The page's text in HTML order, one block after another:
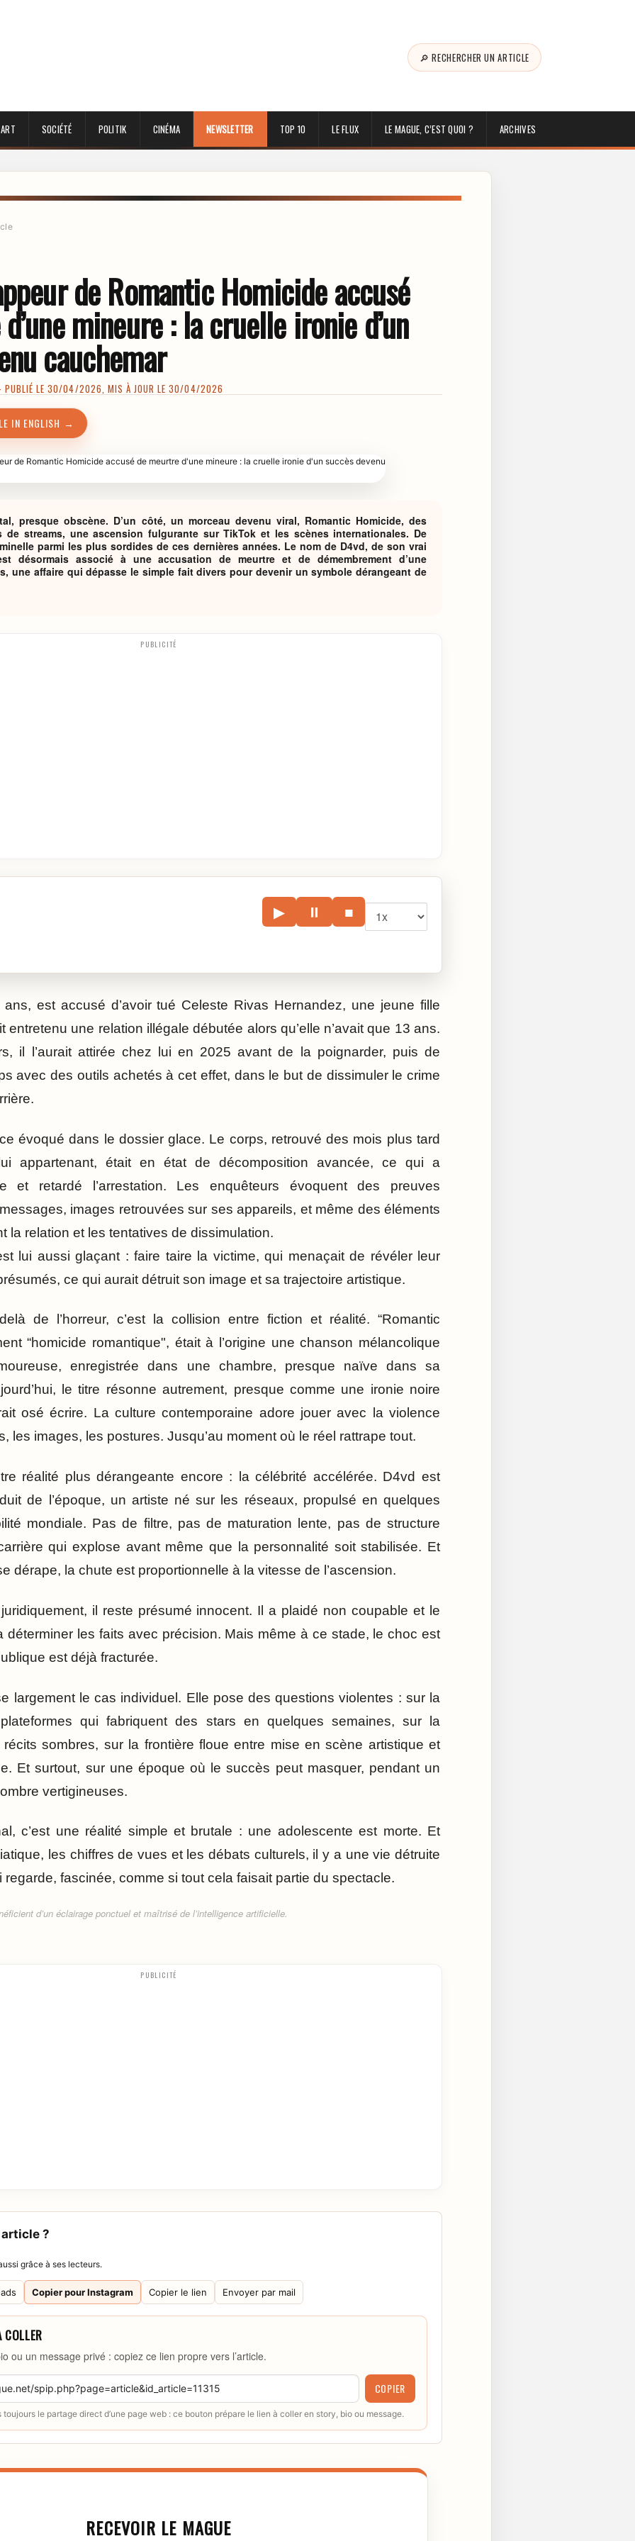
🔎 RECHERCHER UN ARTICLE
SOCIÉTÉ POLITIK CINÉMA NEWSLETTER TOP 10 LE FLUX LE MAGUE, C’EST QUOI ? ARCHIVES
de Romantic Homicide accusé
mineure : la cruelle ironie d’un
cauchemar
LE 30/04/2026, MIS À JOUR LE 30/04/2026
IN ENGLISH →
presque obscène. D’un côté, un morceau devenu viral, Romantic Homicide, des
de streams, une ascension fulgurante sur TikTok et les scènes internationales. De
parmi les plus sordides de ces dernières années. Le nom de D4vd, de son vrai
désormais associé à une accusation de meurtre et de démembrement d’une
une affaire qui dépasse le simple fait divers pour devenir un symbole dérangeant de
PUBLICITÉ
▶ ⏸ ■
ans, est accusé d’avoir tué Celeste Rivas Hernandez, une jeune fille
entretenu une relation illégale débutée alors qu’elle n’avait que 13 ans.
il l’aurait attirée chez lui en 2025 avant de la poignarder, puis de
avec des outils achetés à cet effet, dans le but de dissimuler le crime
évoqué dans le dossier glace. Le corps, retrouvé des mois plus tard
appartenant, était en état de décomposition avancée, ce qui a
et retardé l’arrestation. Les enquêteurs évoquent des preuves
images retrouvées sur ses appareils, et même des éléments
la relation et les tentatives de dissimulation.
lui aussi glaçant : faire taire la victime, qui menaçait de révéler leur
ce qui aurait détruit son image et sa trajectoire artistique.
de l’horreur, c’est la collision entre fiction et réalité. “Romantic
“homicide romantique", était à l’origine une chanson mélancolique
enregistrée dans une chambre, presque naïve dans sa
le titre résonne autrement, presque comme une ironie noire
osé écrire. La culture contemporaine adore jouer avec la violence
les images, les postures. Jusqu’au moment où le réel rattrape tout.
réalité plus dérangeante encore : la célébrité accélérée. D4vd est
de l’époque, un artiste né sur les réseaux, propulsé en quelques
mondiale. Pas de filtre, pas de maturation lente, pas de structure
qui explose avant même que la personnalité soit stabilisée. Et
dérape, la chute est proportionnelle à la vitesse de l’ascension.
il reste présumé innocent. Il a plaidé non coupable et le
déterminer les faits avec précision. Mais même à ce stade, le choc est
est déjà fracturée.
largement le cas individuel. Elle pose des questions violentes : sur la
qui fabriquent des stars en quelques semaines, sur la
sombres, sur la frontière floue entre mise en scène artistique et
Et surtout, sur une époque où le succès peut masquer, pendant un
vertigineuses.
c’est une réalité simple et brutale : une adolescente est morte. Et
les chiffres de vues et les débats culturels, il y a une vie détruite
fascinée, comme si tout cela faisait partie du spectacle.
d’un éclairage ponctuel et maîtrisé de l’intelligence artificielle.
PUBLICITÉ
?
grâce à ses lecteurs.
Copier pour Instagram Copier le lien Envoyer par mail
ou un message privé : copiez ce lien propre vers l’article.
COPIER
toujours le partage direct d’une page web : ce bouton prépare le lien à coller en story, bio ou message.
RECEVOIR LE MAGUE